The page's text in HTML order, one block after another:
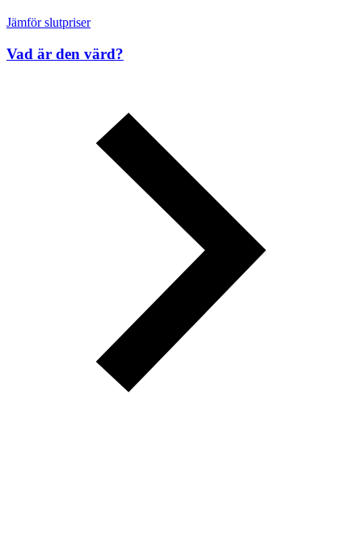
Jämför slutpriser
Vad är den värd?